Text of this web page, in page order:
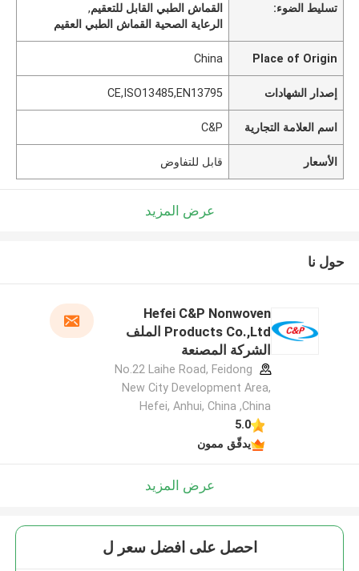
تسليط الضوء:
القماش الطبي القابل للتعقيم,
الرعاية الصحية القماش الطبي العقيم
Place of Origin
China
إصدار الشهادات CE,ISO13485,EN13795
اسم العلامة التجارية C&P
الأسعار قابل للتفاوض
عرض المزيد
حول نا
Hefei C&P Nonwoven
Products Co.,Ltd الملف
الشركة المصنعة
No.22 Laihe Road, Feidong
New City Development Area,
Hefei, Anhui, China ,China
5.0
يدقّق ممون
عرض المزيد
احصل على افضل سعر ل